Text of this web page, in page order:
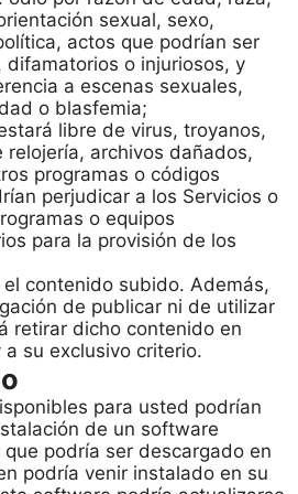
sexual, sexo,
actos que podrían ser
o injuriosos, y
a escenas sexuales,
o blasfemia;
libre de virus, troyanos,
relojería, archivos dañados,
programas o códigos
perjudicar a los Servicios o
o equipos
para la provisión de los
el contenido subido. Además,
de publicar ni de utilizar
retirar dicho contenido en
su exclusivo criterio.
para usted podrían
de un software
podría ser descargado en
podría venir instalado en su